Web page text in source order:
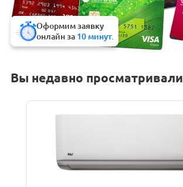
Оформим заявку
онлайн за 10 минут.
Вы недавно просматривали